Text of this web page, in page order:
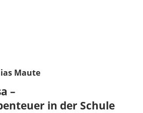
Maute
–
in der Schule